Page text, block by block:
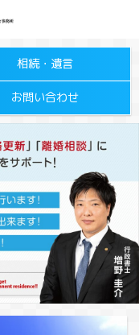
相続・遺言
お問い合わせ